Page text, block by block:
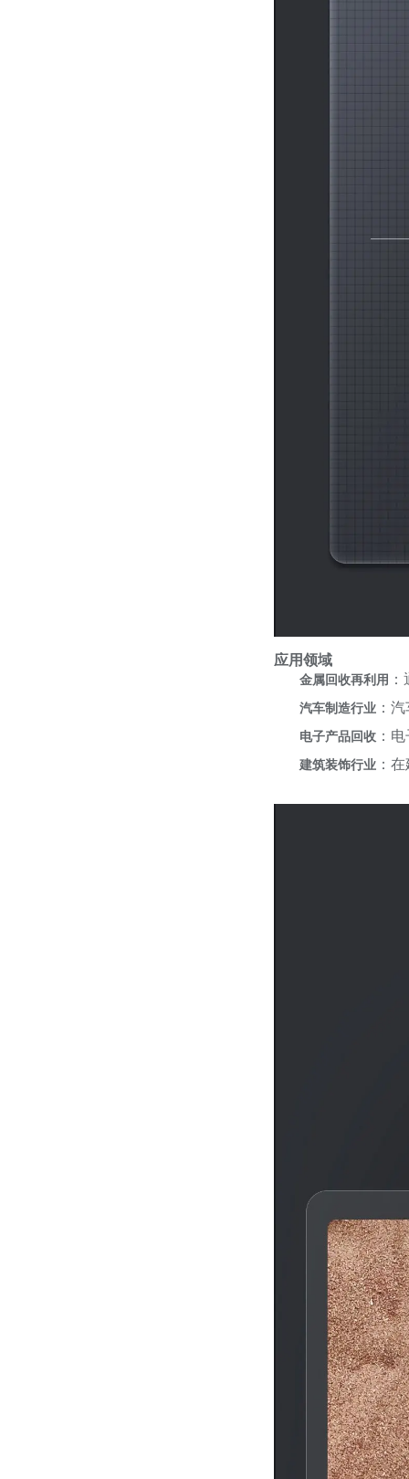
应用领域
金属回收再利用
汽车制造行业 ：
电子产品回收 ：
建筑装饰行业 ：